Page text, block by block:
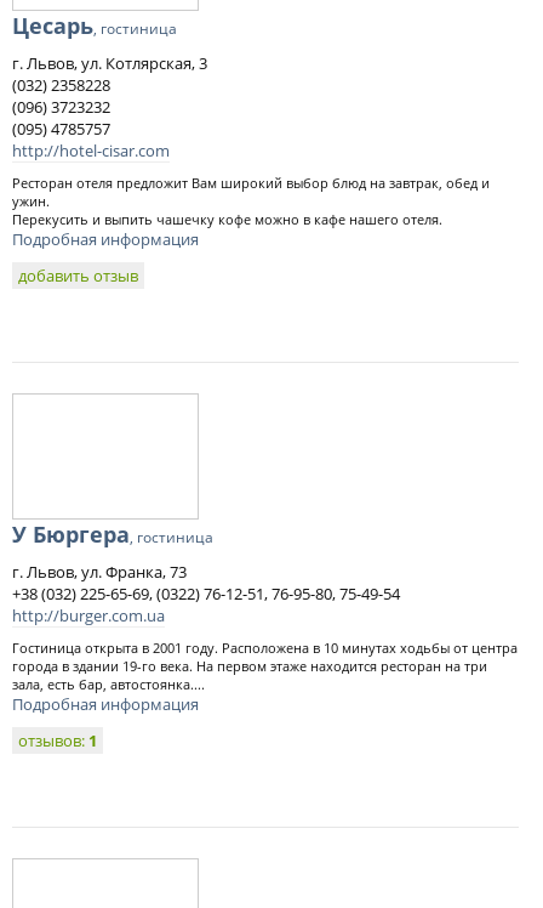
Цесарь, гостиница
г. Львов, ул. Котлярская, 3
(032) 2358228
(096) 3723232
(095) 4785757
http://hotel-cisar.com
Ресторан отеля предложит Вам широкий выбор блюд на завтрак, обед и
ужин.
Перекусить и выпить чашечку кофе можно в кафе нашего отеля.
Подробная информация
добавить отзыв
У Бюргера, гостиница
г. Львов, ул. Франка, 73
+38 (032) 225-65-69, (0322) 76-12-51, 76-95-80, 75-49-54
http://burger.com.ua
Гостиница открыта в 2001 году. Расположена в 10 минутах ходьбы от центра
города в здании 19-го века. На первом этаже находится ресторан на три
зала, есть бар, автостоянка....
Подробная информация
отзывов: 1